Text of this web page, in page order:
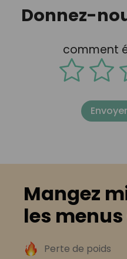
Donnez-
comment
Mangez
les menus
Perte de poids